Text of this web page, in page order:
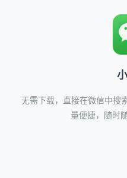
无需下载，直接在微信中搜
量便捷，随时